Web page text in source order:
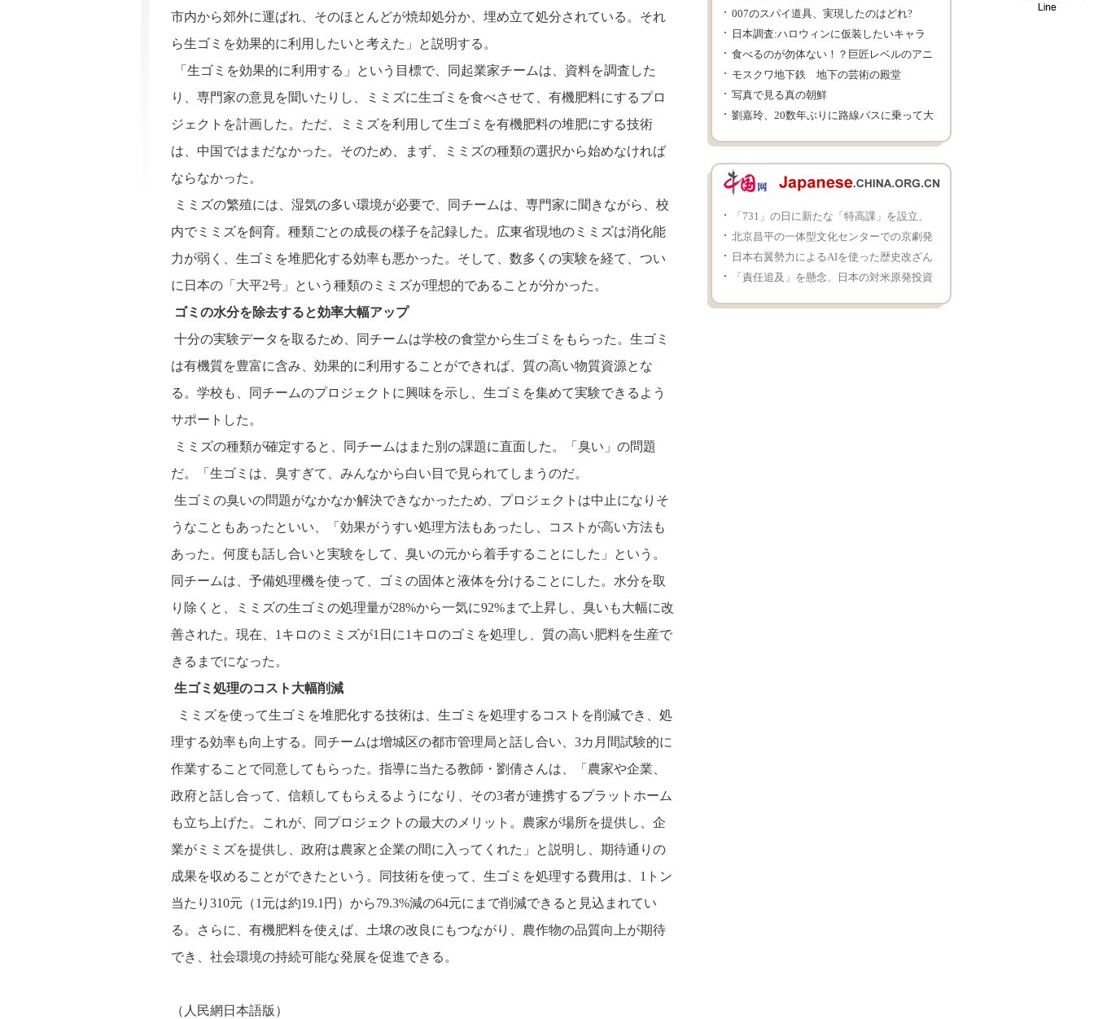
市内から郊外に運ばれ、そのほとんどが焼却処分か、埋め立て処分されている。それ
ら生ゴミを効果的に利用したいと考えた」と説明する。
「生ゴミを効果的に利用する」という目標で、同起業家チームは、資料を調査した
り、専門家の意見を聞いたりし、ミミズに生ゴミを食べさせて、有機肥料にするプロ
ジェクトを計画した。ただ、ミミズを利用して生ゴミを有機肥料の堆肥にする技術
は、中国ではまだなかった。そのため、まず、ミミズの種類の選択から始めなければ
ならなかった。
ミミズの繁殖には、湿気の多い環境が必要で、同チームは、専門家に聞きながら、校
内でミミズを飼育。種類ごとの成長の様子を記録した。広東省現地のミミズは消化能
力が弱く、生ゴミを堆肥化する効率も悪かった。そして、数多くの実験を経て、つい
に日本の「大平2号」という種類のミミズが理想的であることが分かった。
ゴミの水分を除去すると効率大幅アップ
十分の実験データを取るため、同チームは学校の食堂から生ゴミをもらった。生ゴミ
は有機質を豊富に含み、効果的に利用することができれば、質の高い物質資源とな
る。学校も、同チームのプロジェクトに興味を示し、生ゴミを集めて実験できるよう
サポートした。
ミミズの種類が確定すると、同チームはまた別の課題に直面した。「臭い」の問題
だ。「生ゴミは、臭すぎて、みんなから白い目で見られてしまうのだ。
生ゴミの臭いの問題がなかなか解決できなかったため、プロジェクトは中止になりそ
うなこともあったといい、「効果がうすい処理方法もあったし、コストが高い方法も
あった。何度も話し合いと実験をして、臭いの元から着手することにした」という。
同チームは、予備処理機を使って、ゴミの固体と液体を分けることにした。水分を取
り除くと、ミミズの生ゴミの処理量が28%から一気に92%まで上昇し、臭いも大幅に改
善された。現在、1キロのミミズが1日に1キロのゴミを処理し、質の高い肥料を生産で
きるまでになった。
生ゴミ処理のコスト大幅削減
ミミズを使って生ゴミを堆肥化する技術は、生ゴミを処理するコストを削減でき、処
理する効率も向上する。同チームは增城区の都市管理局と話し合い、3カ月間試験的に
作業することで同意してもらった。指導に当たる教師・劉倩さんは、「農家や企業、
政府と話し合って、信頼してもらえるようになり、その3者が連携するプラットホーム
も立ち上げた。これが、同プロジェクトの最大のメリット。農家が場所を提供し、企
業がミミズを提供し、政府は農家と企業の間に入ってくれた」と説明し、期待通りの
成果を収めることができたという。同技術を使って、生ゴミを処理する費用は、1トン
当たり310元（1元は約19.1円）から79.3%減の64元にまで削減できると見込まれてい
る。さらに、有機肥料を使えば、土壌の改良にもつながり、農作物の品質向上が期待
でき、社会環境の持続可能な発展を促進できる。
（ 人民網日本語版 ）
007のスパイ道具、実現したのはどれ?
日本調査:ハロウィンに仮装したいキャラ
クターランキング
食べるのが勿体ない！？巨匠レベルのアニ
メキャラ煎餅
モスクワ地下鉄 地下の芸術の殿堂
写真で見る真の朝鮮
劉嘉玲、20数年ぶりに路線バスに乗って大